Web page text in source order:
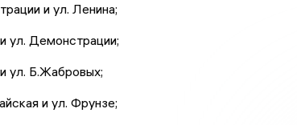
и ул. Ленина;
ул. Демонстрации;
ул. Б.Жабровых;
и ул. Фрунзе;